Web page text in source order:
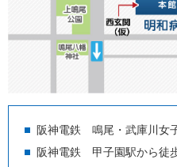
阪神電鉄 鳴尾・武庫川女
阪神電鉄 甲子園駅から徒